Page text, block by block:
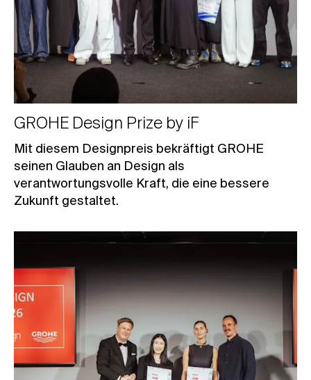
GROHE Design Prize by iF
Mit diesem Designpreis bekräftigt GROHE
seinen Glauben an Design als
verantwortungsvolle Kraft, die eine bessere
Zukunft gestaltet.